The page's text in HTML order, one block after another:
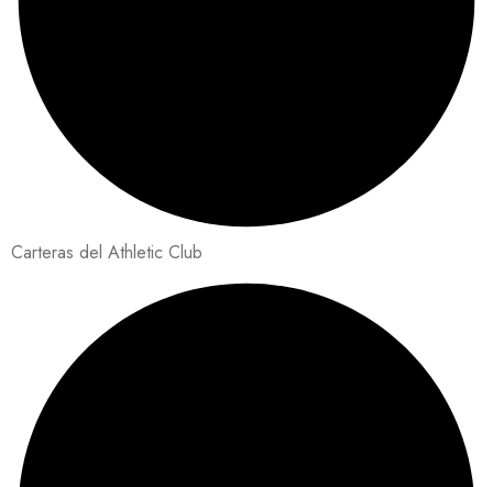
Carteras del Athletic Club